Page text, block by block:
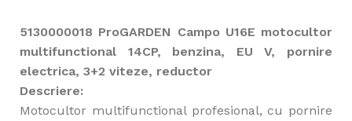
5130000018 ProGARDEN Campo U16E motocultor
multifunctional 14CP, benzina, EU V, pornire
electrica, 3+2 viteze, reductor
Descriere:
Motocultor multifunctional profesional, cu pornire